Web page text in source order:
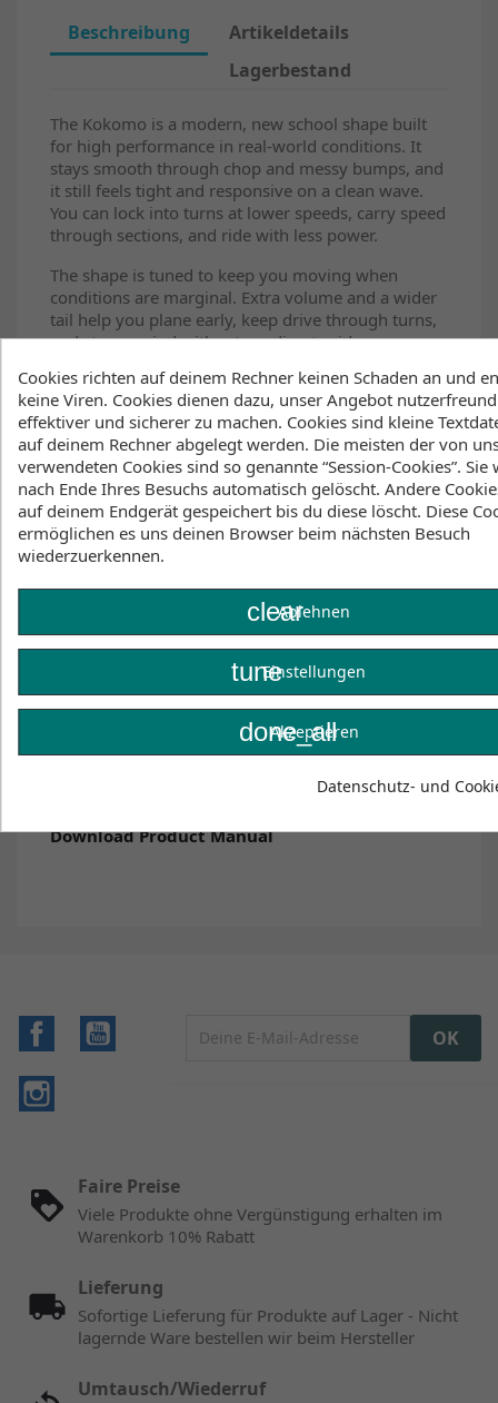
Beschreibung
Artikeldetails
Lagerbestand
The Kokomo is a modern, new school shape built
for high performance in real-world conditions. It
stays smooth through chop and messy bumps, and
it still feels tight and responsive on a clean wave.
You can lock into turns at lower speeds, carry speed
through sections, and ride with less power.
The shape is tuned to keep you moving when
conditions are marginal. Extra volume and a wider
tail help you plane early, keep drive through turns,
and stay upwind without needing to ride
grip, so you can push hard without the board
feeling loose.
Construction is tuned for lighter weight and
responsive flex, while staying durable. We placed
UC carbon strips on the deck and bottom, plus
bamboo reinforcement in the stance area. A full
deck pad comes standard with corduroy texture
and cutouts on the front two pieces, plus diamond
Ride the Kokomo strapped or strapless when you
want to perform more days of the season. It turns
tight in the pocket, holds speed when the wave
backs off, and keeps you in control when the wind
and water are not perfect.
Download Product Manual
Facebook
Faire Preise
Viele Produkte ohne Vergünstigung erhalten im
Warenkorb 10% Rabatt
Lieferung
Sofortige Lieferung für Produkte auf Lager - Nicht
lagernde Ware bestellen wir beim Hersteller
Umtausch/Wiederruf
Cookies richten auf deinem Rechner keinen Schaden an und
keine Viren. Cookies dienen dazu, unser Angebot
effektiver und sicherer zu machen. Cookies sind kleine
auf deinem Rechner abgelegt werden. Die meisten der von
verwendeten Cookies sind so genannte “Session-Cookies”. Sie
nach Ende Ihres Besuchs automatisch gelöscht. Andere
auf deinem Endgerät gespeichert bis du diese löscht. Diese
ermöglichen es uns deinen Browser beim nächsten Besuch
wiederzuerkennen.
clearAblehnen
tuneEinstellungen
done_all
Akzeptieren
Datenschutz- und